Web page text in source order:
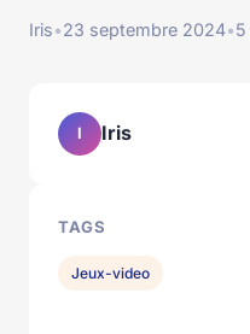
Iris•23 septembre 2024•
I Iris
TAGS
Jeux-video